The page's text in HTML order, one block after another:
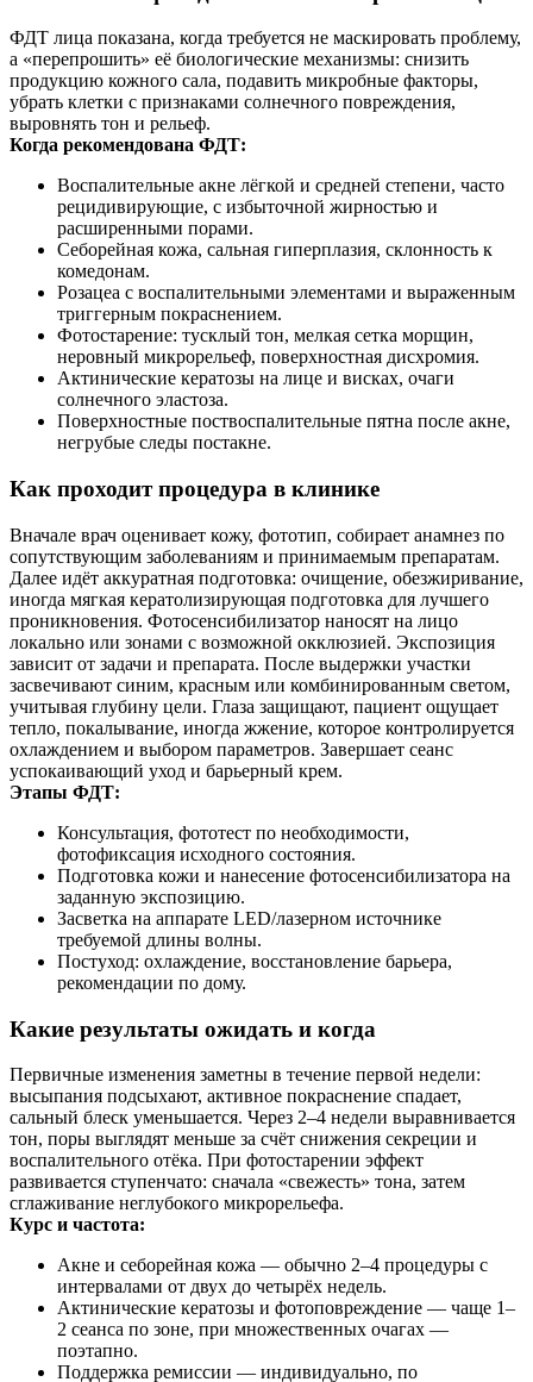
ФДТ лица показана, когда требуется не маскировать проблему,
а «перепрошить» её биологические механизмы: снизить
продукцию кожного сала, подавить микробные факторы,
убрать клетки с признаками солнечного повреждения,
выровнять тон и рельеф.
Когда рекомендована ФДТ:
Воспалительные акне лёгкой и средней степени, часто
рецидивирующие, с избыточной жирностью и
расширенными порами.
Себорейная кожа, сальная гиперплазия, склонность к
комедонам.
Розацеа с воспалительными элементами и выраженным
триггерным покраснением.
Фотостарение: тусклый тон, мелкая сетка морщин,
неровный микрорельеф, поверхностная дисхромия.
Актинические кератозы на лице и висках, очаги
солнечного эластоза.
Поверхностные поствоспалительные пятна после акне,
негрубые следы постакне.
Как проходит процедура в клинике
Вначале врач оценивает кожу, фототип, собирает анамнез по
сопутствующим заболеваниям и принимаемым препаратам.
Далее идёт аккуратная подготовка: очищение, обезжиривание,
иногда мягкая кератолизирующая подготовка для лучшего
проникновения. Фотосенсибилизатор наносят на лицо
локально или зонами с возможной окклюзией. Экспозиция
зависит от задачи и препарата. После выдержки участки
засвечивают синим, красным или комбинированным светом,
учитывая глубину цели. Глаза защищают, пациент ощущает
тепло, покалывание, иногда жжение, которое контролируется
охлаждением и выбором параметров. Завершает сеанс
успокаивающий уход и барьерный крем.
Этапы ФДТ:
Консультация, фототест по необходимости,
фотофиксация исходного состояния.
Подготовка кожи и нанесение фотосенсибилизатора на
заданную экспозицию.
Засветка на аппарате LED/лазерном источнике
требуемой длины волны.
Постуход: охлаждение, восстановление барьера,
рекомендации по дому.
Какие результаты ожидать и когда
Первичные изменения заметны в течение первой недели:
высыпания подсыхают, активное покраснение спадает,
сальный блеск уменьшается. Через 2–4 недели выравнивается
тон, поры выглядят меньше за счёт снижения секреции и
воспалительного отёка. При фотостарении эффект
развивается ступенчато: сначала «свежесть» тона, затем
сглаживание неглубокого микрорельефа.
Курс и частота:
Акне и себорейная кожа — обычно 2–4 процедуры с
интервалами от двух до четырёх недель.
Актинические кератозы и фотоповреждение — чаще 1–
2 сеанса по зоне, при множественных очагах —
поэтапно.
Поддержка ремиссии — индивидуально, по